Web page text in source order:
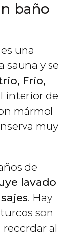
baño
una
sauna y se
Frío,
interior de
mármol
muy
de
lavado
. Hay
son
al